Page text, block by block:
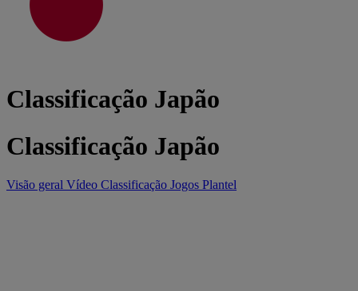
Classificação Japão
Classificação Japão
Visão geral Vídeo Classificação Jogos Plantel